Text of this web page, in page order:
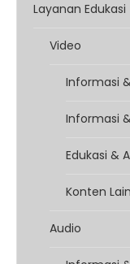
Layanan Edukasi
Video
Informasi
Informasi
Edukasi &
Konten
Audio